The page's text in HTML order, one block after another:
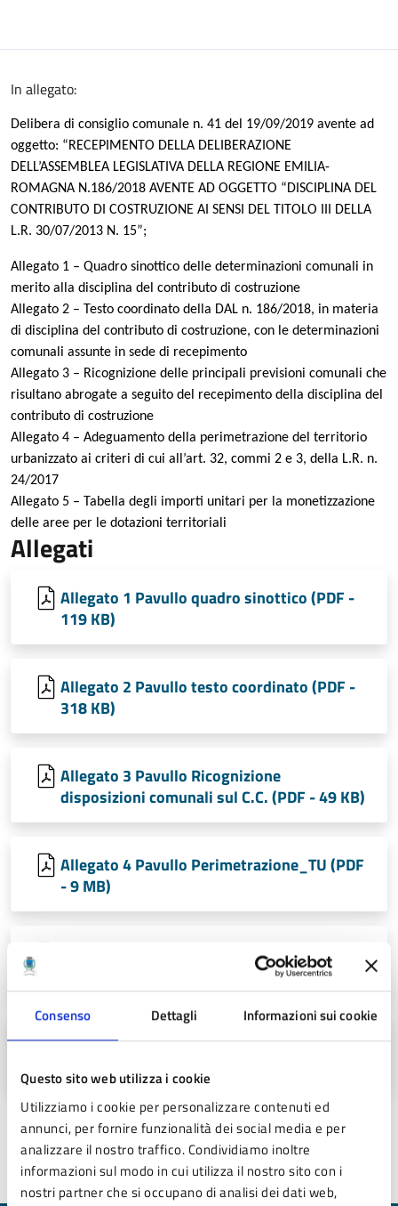
Consenso Dettagli Informazioni sui cookie
Questo sito web utilizza i cookie
Utilizziamo i cookie per personalizzare contenuti ed
annunci, per fornire funzionalità dei social media e per
analizzare il nostro traffico. Condividiamo inoltre
informazioni sul modo in cui utilizza il nostro sito con i
nostri partner che si occupano di analisi dei dati web,
In allegato:
Delibera di consiglio comunale n. 41 del 19/09/2019 avente ad
oggetto: “RECEPIMENTO DELLA DELIBERAZIONE
DELL’ASSEMBLEA LEGISLATIVA DELLA REGIONE EMILIA-
ROMAGNA N.186/2018 AVENTE AD OGGETTO “DISCIPLINA DEL
CONTRIBUTO DI COSTRUZIONE AI SENSI DEL TITOLO III DELLA
L.R. 30/07/2013 N. 15”;
Allegato 1 – Quadro sinottico delle determinazioni comunali in
merito alla disciplina del contributo di costruzione
Allegato 2 – Testo coordinato della DAL n. 186/2018, in materia
di disciplina del contributo di costruzione, con le determinazioni
comunali assunte in sede di recepimento
Allegato 3 – Ricognizione delle principali previsioni comunali che
risultano abrogate a seguito del recepimento della disciplina del
contributo di costruzione
Allegato 4 – Adeguamento della perimetrazione del territorio
urbanizzato ai criteri di cui all’art. 32, commi 2 e 3, della L.R. n.
24/2017
Allegato 5 – Tabella degli importi unitari per la monetizzazione
delle aree per le dotazioni territoriali
Allegati
Allegato 1 Pavullo quadro sinottico (PDF -
119 KB)
Allegato 2 Pavullo testo coordinato (PDF -
318 KB)
Allegato 3 Pavullo Ricognizione
disposizioni comunali sul C.C. (PDF - 49 KB)
Allegato 4 Pavullo Perimetrazione_TU (PDF
- 9 MB)
Allegato 5 Pavullo Tabella Monetizzazioni
Delibera di C.C. n. 41 del 19.09.2019 (PDF -
Ultimo aggiornamento:25/02/2021 17:13